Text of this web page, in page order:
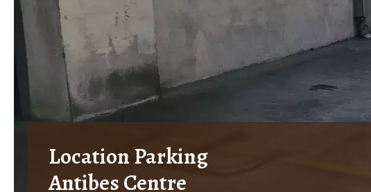
Location Parking
Antibes Centre